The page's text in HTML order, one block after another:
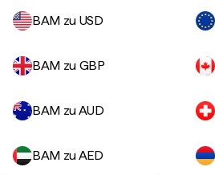
BAM zu USD
BAM zu GBP
BAM zu AUD
BAM zu AED